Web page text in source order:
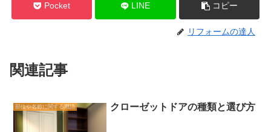
Pocket LINE コピー
リフォームの達人
関連記事
部位や名称に関する用語 クローゼットドアの種類と選び方